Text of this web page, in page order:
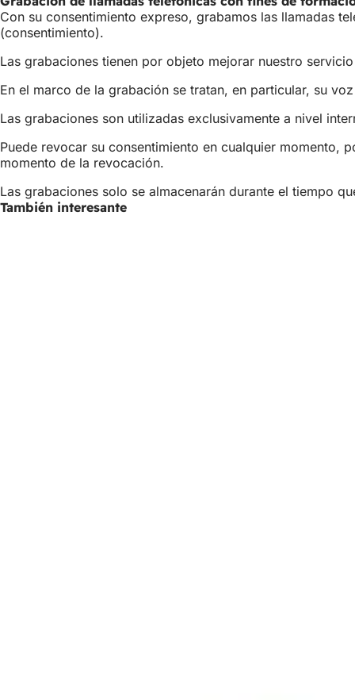
Con su consentimiento expreso, grabamos las llamadas
(consentimiento).
Las grabaciones tienen por objeto mejorar nuestro
En el marco de la grabación se tratan, en particular, su
Las grabaciones son utilizadas exclusivamente a nivel
Puede revocar su consentimiento en cualquier momento,
momento de la revocación.
Las grabaciones solo se almacenarán durante el tiempo
También interesante